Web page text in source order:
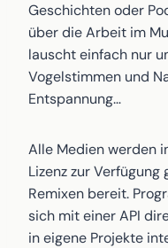
Geschichten oder
über die Arbeit im
lauscht einfach nur
Vogelstimmen und
Entspannung…
Alle Medien werden
Lizenz zur
Remixen bereit.
sich mit einer API
in eigene Projekte